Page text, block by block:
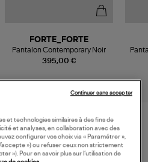
395,00 €
FORTE_FORTE
Pantalon Contemporary Noir
VUS
et technologies similaires à des fins de
et analyses, en collaboration avec des
configurer vos choix via « Paramétrer »,
») ou refuser ceux non strictement
»). Pour en savoir plus sur l’utilisation de
Continuer sans accepter